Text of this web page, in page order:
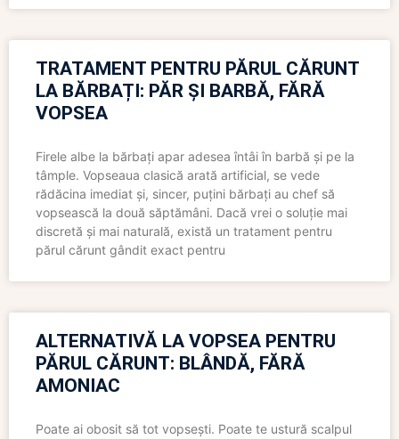
TRATAMENT PENTRU PĂRUL CĂRUNT
LA BĂRBAȚI: PĂR ȘI BARBĂ, FĂRĂ
VOPSEA
Firele albe la bărbați apar adesea întâi în barbă și pe la
tâmple. Vopseaua clasică arată artificial, se vede
rădăcina imediat și, sincer, puțini bărbați au chef să
vopsească la două săptămâni. Dacă vrei o soluție mai
discretă și mai naturală, există un tratament pentru
părul cărunt gândit exact pentru
ALTERNATIVĂ LA VOPSEA PENTRU
PĂRUL CĂRUNT: BLÂNDĂ, FĂRĂ
AMONIAC
Poate ai obosit să tot vopsești. Poate te ustură scalpul